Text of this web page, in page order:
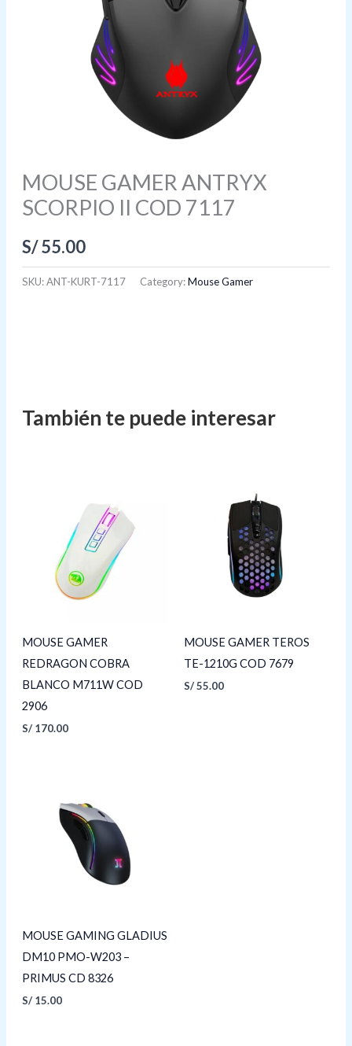
MOUSE GAMER ANTRYX
SCORPIO II COD 7117
S/55.00
SKU:ANT-KURT-7117 Category:Mouse Gamer
MOUSE GAMER
REDRAGON COBRA
BLANCO M711W COD
2906
S/170.00
MOUSE GAMER TEROS
TE-1210G COD 7679
S/55.00
MOUSE GAMING GLADIUS
DM10 PMO-W203 –
PRIMUS CD 8326
S/15.00